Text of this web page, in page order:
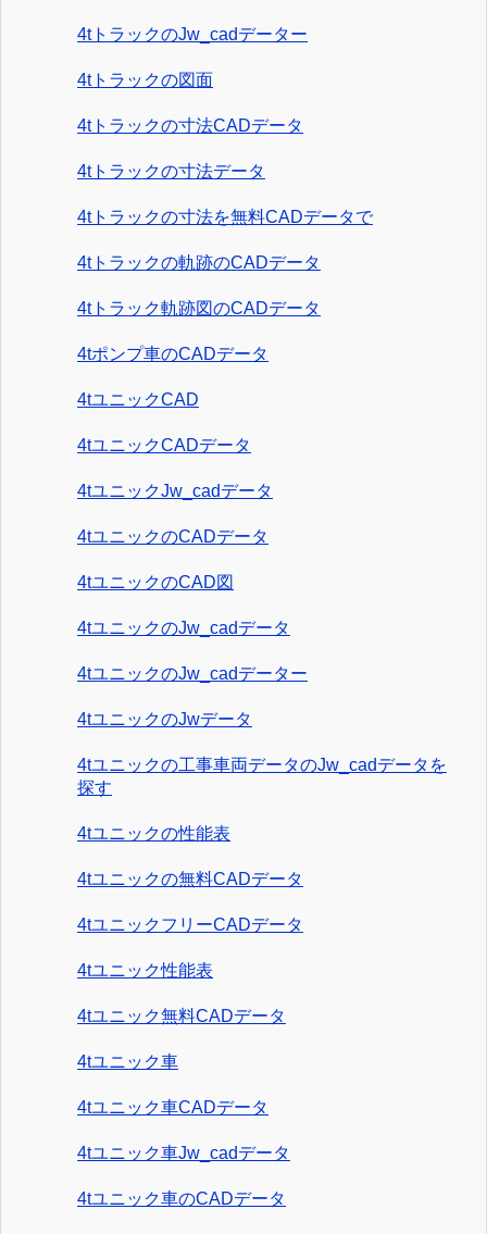
4tトラックのJw_cadデーター
4tトラックの図面
4tトラックの寸法CADデータ
4tトラックの寸法データ
4tトラックの寸法を無料CADデータで
4tトラックの軌跡のCADデータ
4tトラック軌跡図のCADデータ
4tポンプ車のCADデータ
4tユニックCAD
4tユニックCADデータ
4tユニックJw_cadデータ
4tユニックのCADデータ
4tユニックのCAD図
4tユニックのJw_cadデータ
4tユニックのJw_cadデーター
4tユニックのJwデータ
4tユニックの工事車両データのJw_cadデータを
探す
4tユニックの性能表
4tユニックの無料CADデータ
4tユニックフリーCADデータ
4tユニック性能表
4tユニック無料CADデータ
4tユニック車
4tユニック車CADデータ
4tユニック車Jw_cadデータ
4tユニック車のCADデータ